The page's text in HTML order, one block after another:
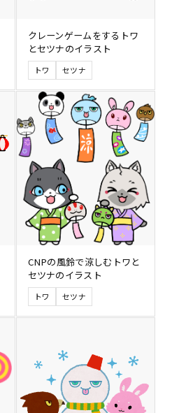
クレーンゲームをするトワ
とセツナのイラスト
トワ セツナ
CNPの風鈴で涼しむトワと
セツナのイラスト
トワ セツナ